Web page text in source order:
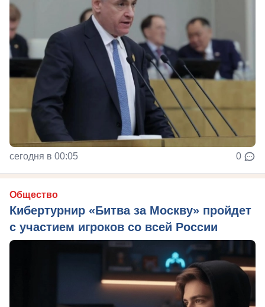
сегодня в 00:05 0
Общество
Кибертурнир «Битва за Москву» пройдет
с участием игроков со всей России